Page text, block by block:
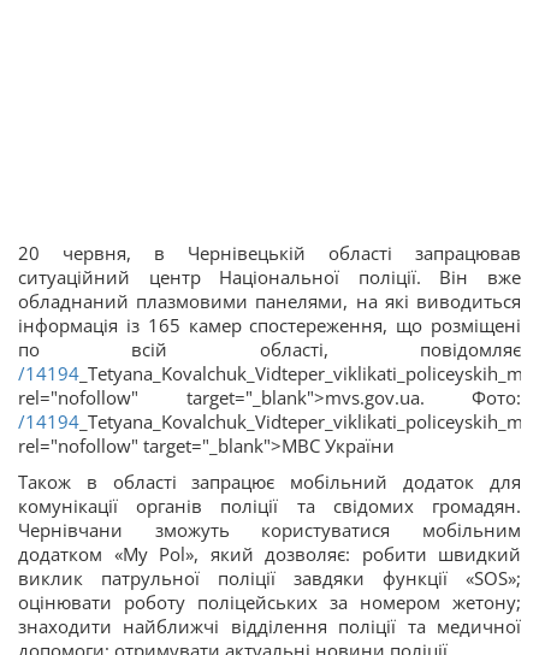
20 червня, в Чернівецькій області запрацював
ситуаційний центр Національної поліції. Він вже
обладнаний плазмовими панелями, на які виводиться
інформація із 165 камер спостереження, що розміщені
по всій області, повідомляє
/14194
rel="nofollow" target="_blank">mvs.gov.ua. Фото:
/14194
rel="nofollow" target="_blank">МВС України
Також в області запрацює мобільний додаток для
комунікації органів поліції та свідомих громадян.
Чернівчани зможуть користуватися мобільним
додатком «My Pol», який дозволяє: робити швидкий
виклик патрульної поліції завдяки функції «SOS»;
оцінювати роботу поліцейських за номером жетону;
знаходити найближчі відділення поліції та медичної
допомоги; отримувати актуальні новини поліції.